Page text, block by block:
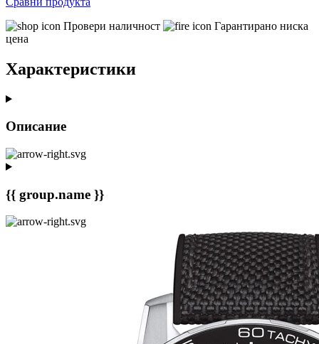
Провери наличност
Гарантирано ниска
цена
Характеристики
Описание
{{ group.name }}